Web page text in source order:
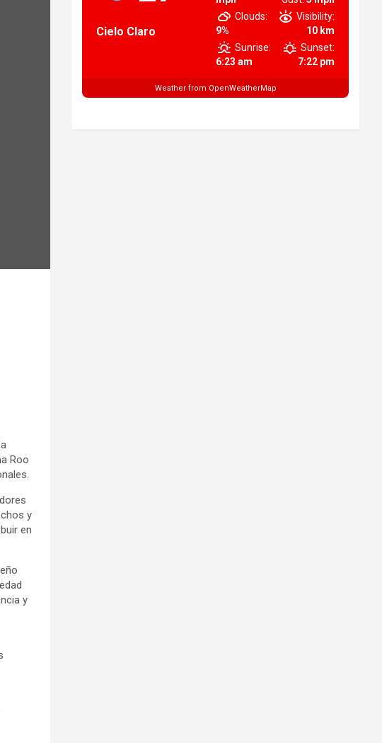
Roo
y
en
y
Cielo Claro
Clouds:
9%
Visibility:
10 km
Sunrise:
6:23 am
Sunset:
7:22 pm
Weather from OpenWeatherMap